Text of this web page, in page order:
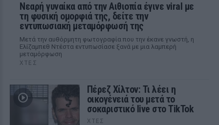
Νεαρή γυναίκα από την Αιθιοπία έγινε viral με
τη φυσική ομορφιά της, δείτε την
εντυπωσιακή μεταμόρφωσή της
Μετά την αυθόρμητη φωτογραφία που την έκανε γνωστή, η
Ελίζαμπεθ Ντέστα εντυπωσίασε ξανά με μια λαμπερή
μεταμόρφωση
ΧΤΕΣ
Πέρεζ Χίλτον: Τι λέει η
οικογένειά του μετά το
σοκαριστικό live στο TikTok
ΧΤΕΣ